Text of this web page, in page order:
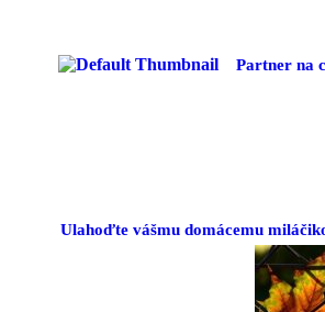
Partner na
Ulahoďte vášmu domácemu